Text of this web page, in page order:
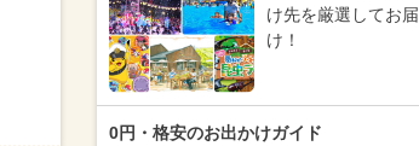
け先を厳選してお届
け！
0円・格安のお出かけガイド